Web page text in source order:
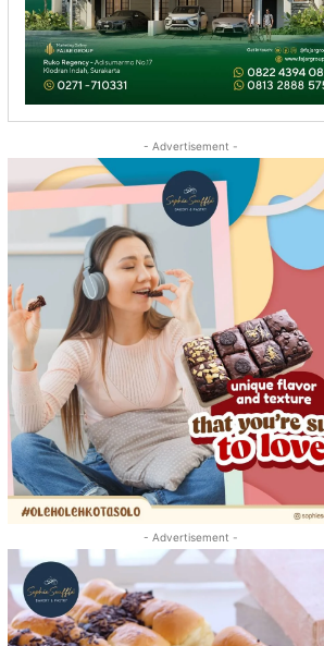
- Advertisement -
- Advertisement -